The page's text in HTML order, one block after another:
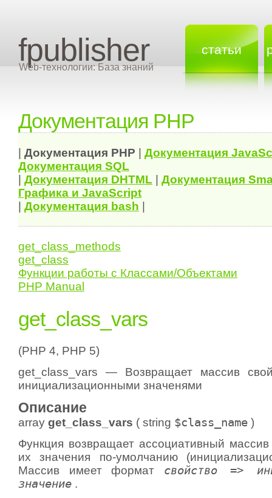
fpublisher
Web-технологии: База знаний
статьи
Документация PHP
Документация PHP Документация
Документация SQL
Документация DHTML
Документация
Графика и JavaScript
Документация bash
get_class_methods
get_class
Функции работы с Классами/Объектами
PHP Manual
get_class_vars
(PHP 4, PHP 5)
get_class_vars — Возвращает массив
инициализационными значенями
Описание
array get_class_vars ( string $class_name )
Функция возвращает ассоциативный
их значения по-умолчанию
Массив имеет формат свойство =>
значение .